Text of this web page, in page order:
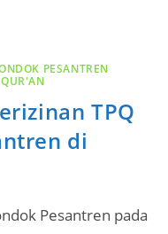
PESANTREN
TPQ
di
Pesantren pada